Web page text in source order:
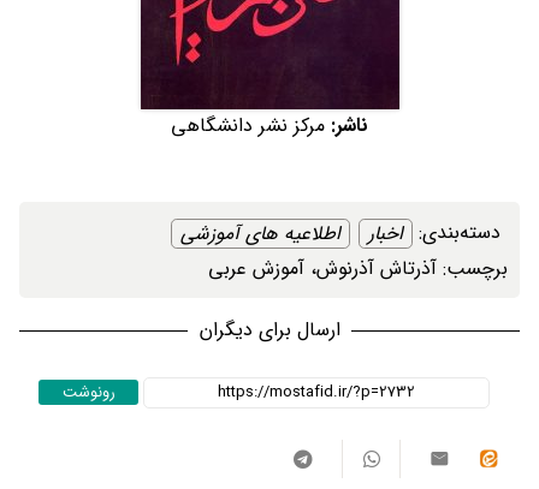
ناشر: مرکز نشر دانشگاهی
دسته‌بندی: ‌ اخبار
اطلاعیه های آموزشی
برچسب: ‌ آذرتاش آذرنوش، ‌ آموزش عربی
ارسال برای دیگران
رونوشت